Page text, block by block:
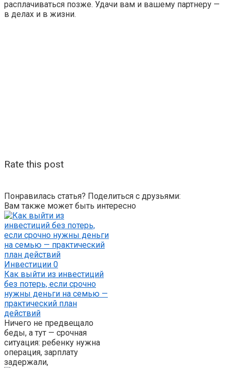
расплачиваться позже. Удачи вам и вашему партнеру —
в делах и в жизни.
Rate this post
Понравилась статья? Поделиться с друзьями:
Вам также может быть интересно
Инвестиции 0
Как выйти из инвестиций
без потерь, если срочно
нужны деньги на семью —
практический план
действий
Ничего не предвещало
беды, а тут — срочная
ситуация: ребенку нужна
операция, зарплату
задержали,